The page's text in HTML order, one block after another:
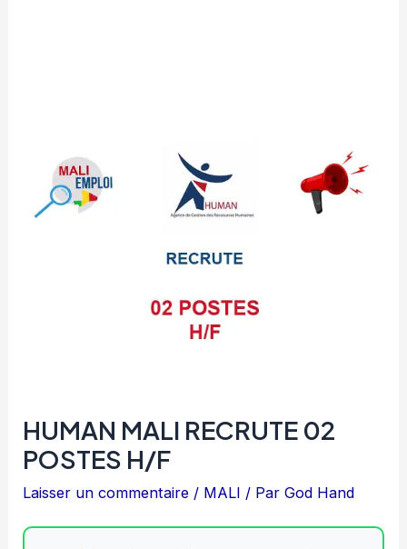
HUMAN MALI RECRUTE 02
POSTES H/F
Laisser un commentaire / MALI / ParGod Hand